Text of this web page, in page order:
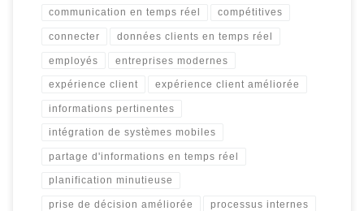
communication en temps réel compétitives
connecter données clients en temps réel
employés entreprises modernes
expérience client expérience client améliorée
informations pertinentes
intégration de systèmes mobiles
partage d'informations en temps réel
planification minutieuse
prise de décision améliorée processus internes